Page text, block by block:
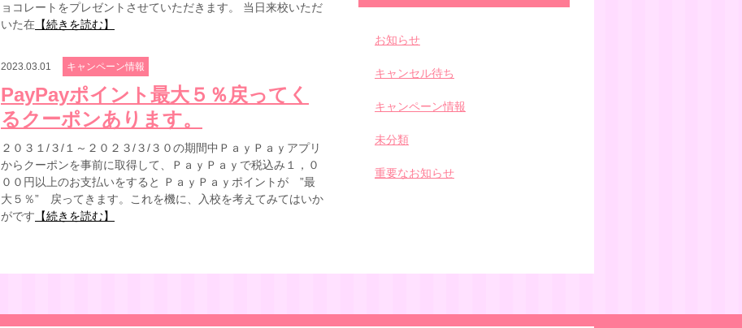
ョコレートをプレゼントさせていただきます。 当日来校いただ
いた在 【続きを読む】
2023.03.01 キャンペーン情報
PayPayポイント最大５％戻ってく
るクーポンあります。
２０３１/３/１～２０２３/３/３０の期間中ＰａｙＰａｙアプリ
からクーポンを事前に取得して、ＰａｙＰａｙで税込み１，０
００円以上のお支払いをすると ＰａｙＰａｙポイントが ”最
大５％” 戻ってきます。これを機に、入校を考えてみてはいか
がです 【続きを読む】
お知らせ
キャンセル待ち
キャンペーン情報
未分類
重要なお知らせ